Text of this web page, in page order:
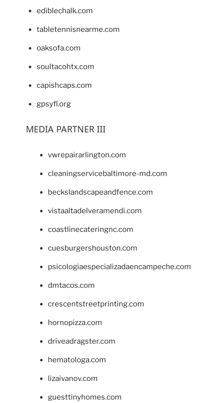
ediblechalk.com
tabletennisnearme.com
oaksofa.com
soultacohtx.com
capishcaps.com
gpsyfl.org
MEDIA PARTNER III
vwrepairarlington.com
cleaningservicebaltimore-md.com
beckslandscapeandfence.com
vistaaltadelveramendi.com
coastlinecateringnc.com
cuesburgershouston.com
psicologiaespecializadaencampeche.com
dmtacos.com
crescentstreetprinting.com
hornopizza.com
driveadragster.com
hematologa.com
lizaivanov.com
guesttinyhomes.com